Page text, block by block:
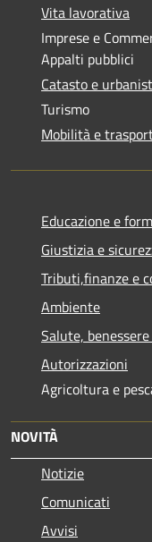
Vita lavorativa
Imprese e
Appalti pubblici
Catasto e
Turismo
Mobilità e
Educazione e
Giustizia e
Tributi,finanze e
Ambiente
Salute,
Autorizzazioni
Agricoltura e
NOVITÀ
Notizie
Comunicati
Avvisi